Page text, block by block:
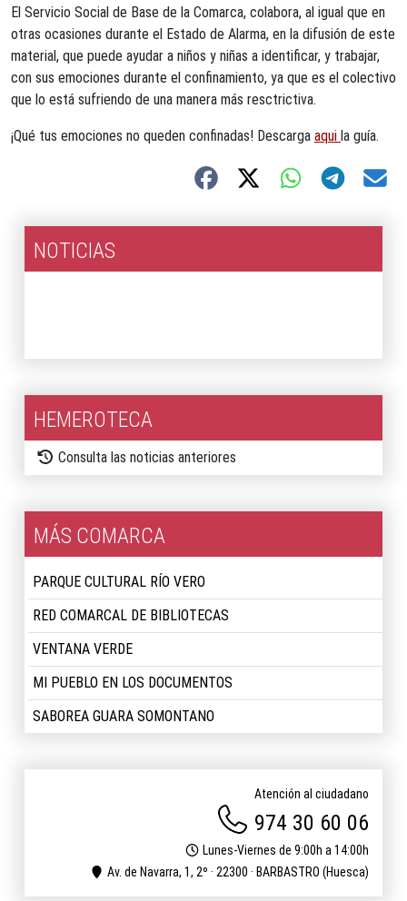
El Servicio Social de Base de la Comarca, colabora, al igual que en
otras ocasiones durante el Estado de Alarma, en la difusión de este
material, que puede ayudar a niños y niñas a identificar, y trabajar,
con sus emociones durante el confinamiento, ya que es el colectivo
que lo está sufriendo de una manera más resctrictiva.
¡Qué tus emociones no queden confinadas! Descarga aqui la guía.
NOTICIAS
HEMEROTECA
Consulta las noticias anteriores
MÁS COMARCA
PARQUE CULTURAL RÍO VERO
RED COMARCAL DE BIBLIOTECAS
VENTANA VERDE
MI PUEBLO EN LOS DOCUMENTOS
SABOREA GUARA SOMONTANO
Atención al ciudadano
974 30 60 06
Lunes-Viernes de 9:00h a 14:00h
Av. de Navarra, 1, 2º · 22300 · BARBASTRO (Huesca)